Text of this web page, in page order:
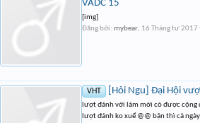
VADC 15
[img]
Đăng bởi: mybear, 16 Tháng tư 2017
VHT [Hỏi Ngu] Đại Hội
lượt đánh với làm mới có được cộng
lượt đánh ko xuể @@ bận thì cả